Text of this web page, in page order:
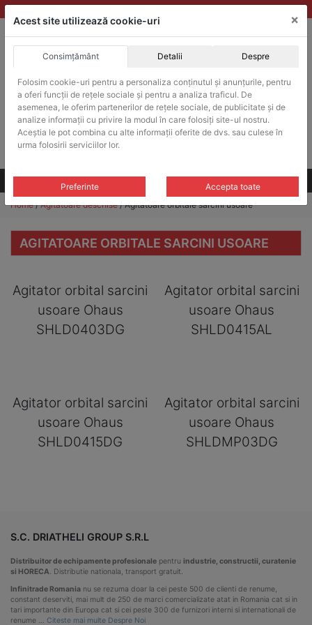
Skip
to
ACHIZITII PUBLICE
Produsele pot fi achizitionate si in sistemul SEAP / SICAP
Products
search
CAUTARE
Toate produsele
Home/Agitatoare deschise/ Agitatoare orbitale sarcini usoare
AGITATOARE ORBITALE SARCINI USOARE
Agitator orbital sarcini
usoare Ohaus
SHLD0403DG
Agitator orbital sarcini
usoare Ohaus
SHLD0415AL
Agitator orbital sarcini
usoare Ohaus
SHLD0415DG
Agitator orbital sarcini
usoare Ohaus
SHLDMP03DG
S.C. DRIATHELI GROUP S.R.L
Distribuitor de echipamente profesionale pentru industrie, constructii, curatenie
si HORECA. Distributie nationala, transport gratuit.
Infinitrade Romania nu se rezuma doar la cei peste 500 de clienti de renume,
constant deserviti, mai mult de 250 de marci comercializate atat in Romania cat si in
tari importante din Europa cat si cei peste 300 de furnizori interni si internationali de
renume … Citeste mai multe Despre Noi
Acest site utilizează cookie-uri ×
Consimțământ Detalii Despre
Folosim cookie-uri pentru a personaliza conținutul și anunțurile, pentru
a oferi funcții de rețele sociale și pentru a analiza traficul. De
asemenea, le oferim partenerilor de rețele sociale, de publicitate și de
analize informații cu privire la modul în care folosiți site-ul nostru.
Aceștia le pot combina cu alte informații oferite de dvs. sau culese în
urma folosirii serviciilor lor.
Preferinte Accepta toate